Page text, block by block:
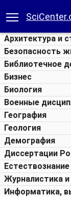
Архитектура и
Безопасность
Библиотечное
Бизнес
Биология
Военные
География
Геология
Демография
Диссертации
Естествознание
Журналистика
Информатика,